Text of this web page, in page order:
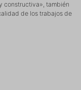
constructiva», también
de los trabajos de